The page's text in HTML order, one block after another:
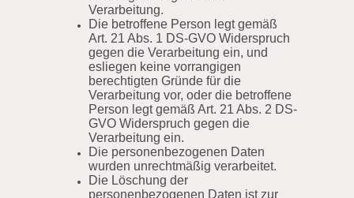
Verarbeitung.
Die betroffene Person legt gemäß
Art. 21 Abs. 1 DS-GVO Widerspruch
gegen die Verarbeitung ein, und
esliegen keine vorrangigen
berechtigten Gründe für die
Verarbeitung vor, oder die betroffene
Person legt gemäß Art. 21 Abs. 2 DS-
GVO Widerspruch gegen die
Verarbeitung ein.
Die personenbezogenen Daten
wurden unrechtmäßig verarbeitet.
Die Löschung der
personenbezogenen Daten ist zur